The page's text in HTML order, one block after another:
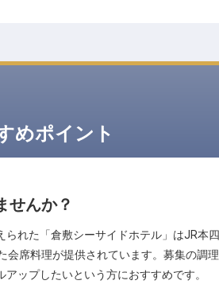
めポイント
せんか？
れた「倉敷シーサイドホテル」はJR本
席料理が提供されています。募集の調理
ップしたいという方におすすめです。